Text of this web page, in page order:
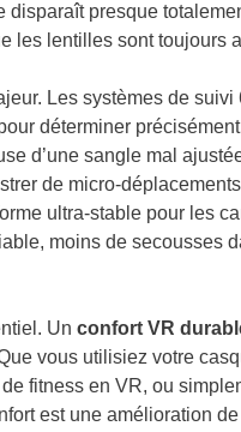
presque
les lentilles sont toujours
Les systèmes de
déterminer
d’une sangle mal
de micro-
ultra-stable pour les
moins de secousses
Un confort VR
vous utilisiez votre
fitness en VR, ou
est une amélioration